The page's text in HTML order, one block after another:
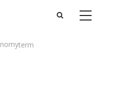
term